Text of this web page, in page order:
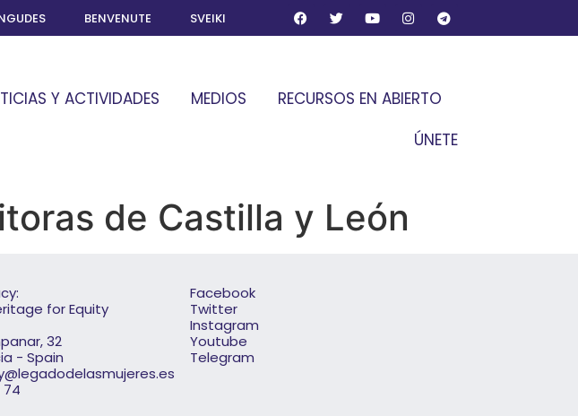
BENVENUTE SVEIKI
Y ACTIVIDADES MEDIOS
RECURSOS EN ABIERTO
ÚNETE
de Castilla y León
for Equity
32
- Spain
74
Facebook
Twitter
Instagram
Youtube
Telegram